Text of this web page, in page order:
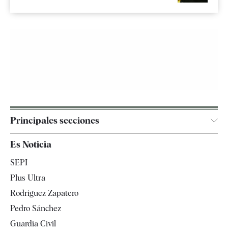
Principales secciones
España
Televisión
Es Noticia
SEPI
Plus Ultra
Rodríguez Zapatero
Pedro Sánchez
Guardia Civil